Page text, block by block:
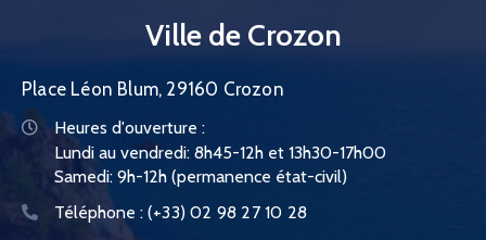
Ville de Crozon
Place Léon Blum, 29160 Crozon
Heures d'ouverture :
Lundi au vendredi: 8h45-12h et 13h30-17h00
Samedi: 9h-12h (permanence état-civil)
Téléphone : (+33) 02 98 27 10 28